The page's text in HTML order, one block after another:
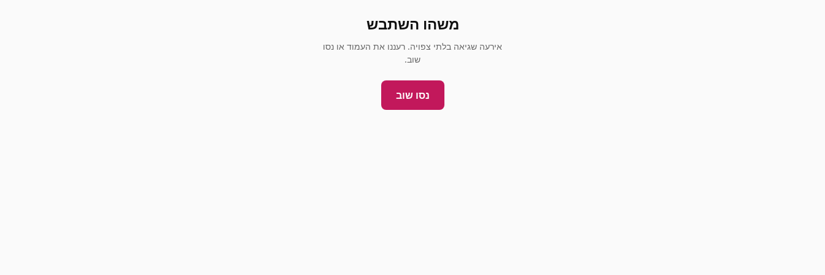
משהו השתבש
אירעה שגיאה בלתי צפויה. רעננו את העמוד או נסו
שוב.
נסו שוב